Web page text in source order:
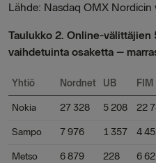
Lähde: Nasdaq OMX Nordicin
Taulukko 2. Online-välittäjien
vaihdetuinta osaketta –
Yhtiö Nordnet UB FIM
Nokia 27 328 5 208 22
Sampo 7 976 1 357 4
Metso 6 879 228 6